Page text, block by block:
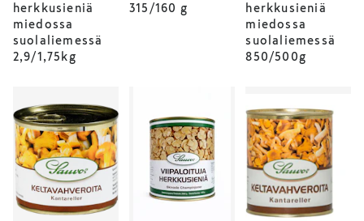
herkkusieniä
miedossa
suolaliemessä
2,9/1,75kg
315/160 g
herkkusieniä
miedossa
suolaliemessä
850/500g